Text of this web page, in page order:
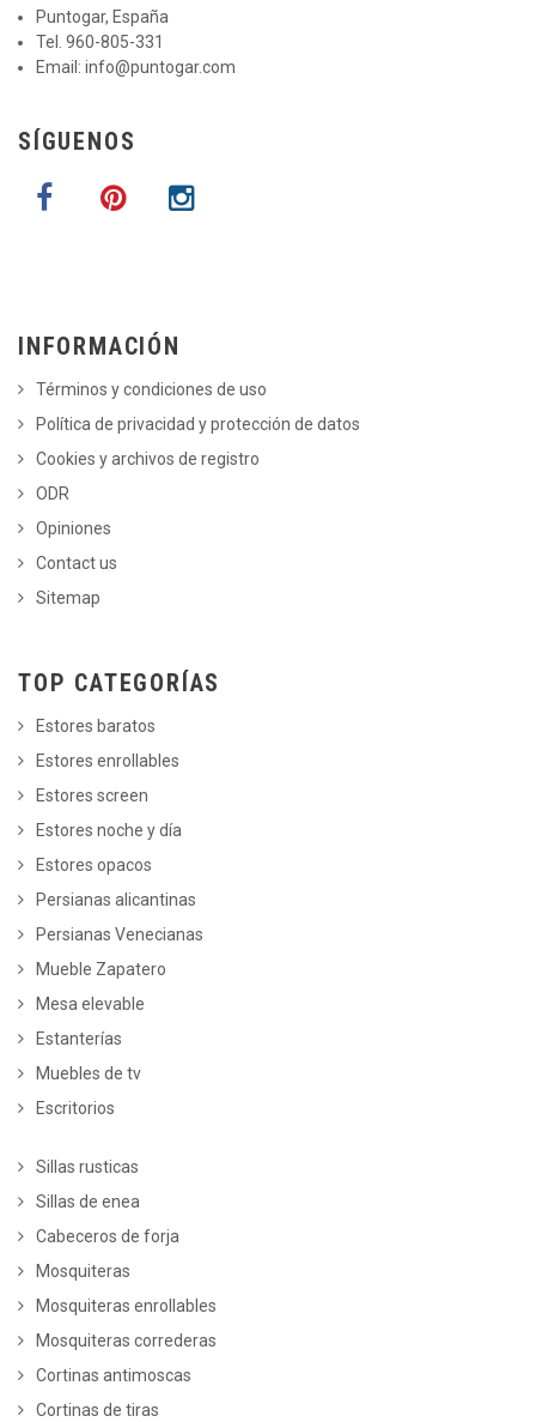
Puntogar, España
Tel. 960-805-331
Email: info@puntogar.com
SÍGUENOS
INFORMACIÓN
Términos y condiciones de uso
Política de privacidad y protección de datos
Cookies y archivos de registro
ODR
Opiniones
Contact us
Sitemap
TOP CATEGORÍAS
Estores baratos
Estores enrollables
Estores screen
Estores noche y día
Estores opacos
Persianas alicantinas
Persianas Venecianas
Mueble Zapatero
Mesa elevable
Estanterías
Muebles de tv
Escritorios
Sillas rusticas
Sillas de enea
Cabeceros de forja
Mosquiteras
Mosquiteras enrollables
Mosquiteras correderas
Cortinas antimoscas
Cortinas de tiras